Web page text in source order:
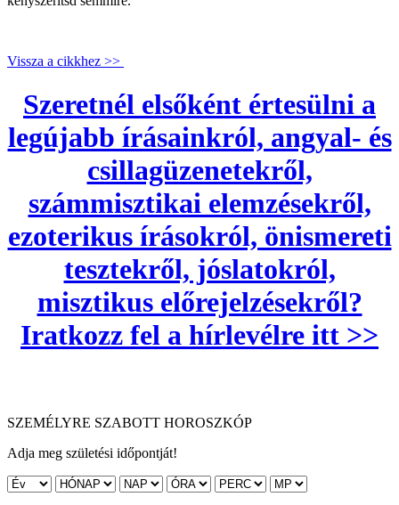
Vissza a cikkhez >>
Szeretnél elsőként értesülni a
legújabb írásainkról, angyal- és
csillagüzenetekről,
számmisztikai elemzésekről,
ezoterikus írásokról, önismereti
tesztekről, jóslatokról,
misztikus előrejelzésekről?
Iratkozz fel a hírlevélre itt >>
SZEMÉLYRE SZABOTT HOROSZKÓP
Adja meg születési időpontját!